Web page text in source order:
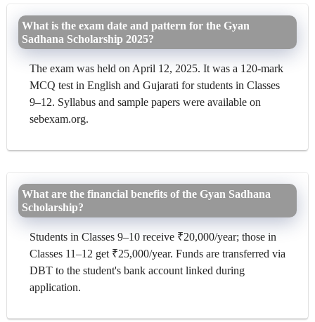
What is the exam date and pattern for the Gyan
Sadhana Scholarship 2025?
The exam was held on April 12, 2025. It was a 120-mark
MCQ test in English and Gujarati for students in Classes
9–12. Syllabus and sample papers were available on
sebexam.org.
What are the financial benefits of the Gyan Sadhana
Scholarship?
Students in Classes 9–10 receive ₹20,000/year; those in
Classes 11–12 get ₹25,000/year. Funds are transferred via
DBT to the student's bank account linked during
application.